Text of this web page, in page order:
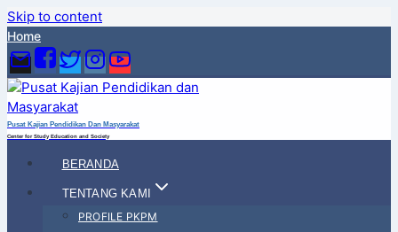
Skip to content
Home
Pusat Kajian Pendidikan Dan Masyarakat
Center for Study Education and Society
BERANDA
TENTANG KAMI
PROFILE PKPM